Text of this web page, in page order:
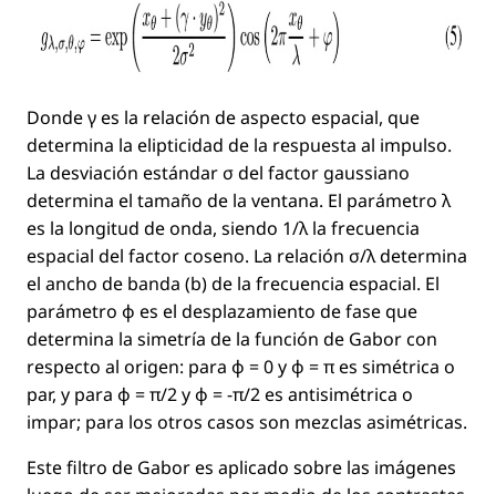
Dondeγes la relación de aspecto espacial, que
determina la elipticidad de la respuesta al impulso.
La desviación estándar σdel factor gaussiano
determina el tamaño de la ventana. El parámetro λ
es la longitud de onda, siendo 1/λla frecuencia
espacial del factor coseno. La relación σ/λdetermina
el ancho de banda (b) de la frecuencia espacial. El
parámetro ϕ es el desplazamiento de fase que
determina la simetría de la función de Gabor con
respecto al origen: para ϕ = 0yϕ = πes simétrica o
par, y para ϕ = π/2yϕ = −π/2es antisimétrica o
impar; para los otros casos son mezclas asimétricas.
Este ﬁltro de Gabor es aplicado sobre las imágenes